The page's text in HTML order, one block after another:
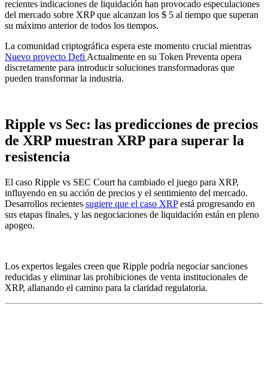
recientes indicaciones de liquidación han provocado especulaciones
del mercado sobre XRP que alcanzan los $ 5 al tiempo que superan
su máximo anterior de todos los tiempos.
La comunidad criptográfica espera este momento crucial mientras
Nuevo proyecto DefiActualmente en su Token Preventa opera
discretamente para introducir soluciones transformadoras que
pueden transformar la industria.
Ripple vs Sec: las predicciones de precios
de XRP muestran XRP para superar la
resistencia
El caso Ripple vs SEC Court ha cambiado el juego para XRP,
influyendo en su acción de precios y el sentimiento del mercado.
Desarrollos recientes sugiere que el caso XRPestá progresando en
sus etapas finales, y las negociaciones de liquidación están en pleno
apogeo.
Los expertos legales creen que Ripple podría negociar sanciones
reducidas y eliminar las prohibiciones de venta institucionales de
XRP, allanando el camino para la claridad regulatoria.